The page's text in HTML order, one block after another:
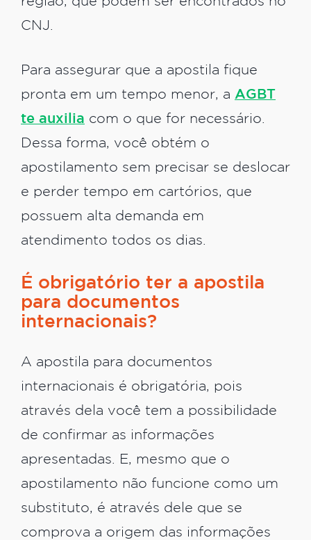
CNJ.
Para assegurar que a apostila fique
pronta em um tempo menor, a AGBT
te auxilia com o que for necessário.
Dessa forma, você obtém o
apostilamento sem precisar se deslocar
e perder tempo em cartórios, que
possuem alta demanda em
atendimento todos os dias.
É obrigatório ter a apostila
para documentos
internacionais?
A apostila para documentos
internacionais é obrigatória, pois
através dela você tem a possibilidade
de confirmar as informações
apresentadas. E, mesmo que o
apostilamento não funcione como um
substituto, é através dele que se
comprova a origem das informações